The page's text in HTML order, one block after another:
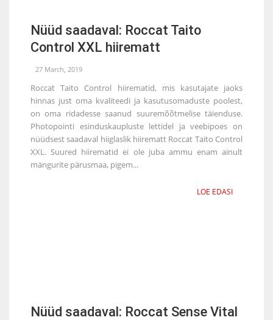
Nüüd saadaval: Roccat Taito
Control XXL hiirematt
27 March, 2019
Roccat Taito Control hiirematid, mis kasutajate jaoks
hinnas just oma kvaliteedi ja kasutusomaduste poolest,
on oma ridadesse saanud suuremõõtmelise täienduse.
Photopointi esinduskaupluste lettidel ja veebipoes on
nüüdsest saadaval hiiglaslik hiirematt Roccat Taito Control
XXL. Suured hiirematid ei ole juba ammu enam ainult
mängurite pärusmaa, pigem...
LOE EDASI
Nüüd saadaval: Roccat Sense Vital